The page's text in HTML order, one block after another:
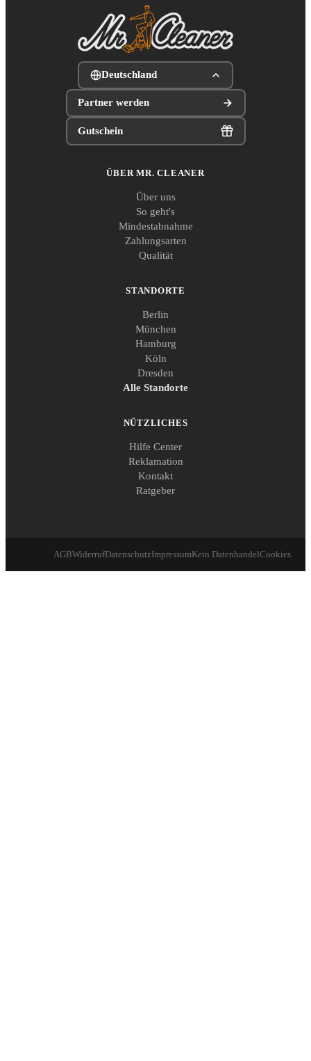
Deutschland
Partner werden
Gutschein
ÜBER MR. CLEANER
Über uns
So geht's
Mindestabnahme
Zahlungsarten
Qualität
STANDORTE
Berlin
München
Hamburg
Köln
Dresden
Alle Standorte
NÜTZLICHES
Hilfe Center
Reklamation
Kontakt
Ratgeber
AGBWiderrufDatenschutzImpressumKein DatenhandelCookies